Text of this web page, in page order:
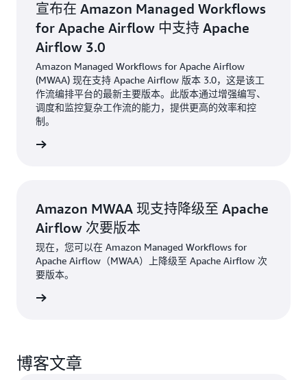
宣布在 Amazon Managed Workflows
for Apache Airflow 中支持 Apache
Airflow 3.0
Amazon Managed Workflows for Apache Airflow
(MWAA) 现在支持 Apache Airflow 版本 3.0，这是该工
作流编排平台的最新主要版本。此版本通过增强编写、
调度和监控复杂工作流的能力，提供更高的效率和控
制。
Amazon MWAA 现支持降级至 Apache
Airflow 次要版本
现在，您可以在 Amazon Managed Workflows for
Apache Airflow（MWAA）上降级至 Apache Airflow 次
要版本。
博客文章